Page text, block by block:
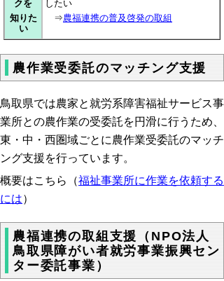
クを
知りた
い
したい
⇒農福連携の普及啓発の取組
農作業受委託のマッチング支援
鳥取県では農家と就労系障害福祉サービス事
業所との農作業の受委託を円滑に行うため、
東・中・西圏域ごとに農作業受委託のマッチ
ング支援を行っています。
概要はこちら（福祉事業所に作業を依頼する
には）
農福連携の取組支援（NPO法人
鳥取県障がい者就労事業振興セン
ター委託事業）